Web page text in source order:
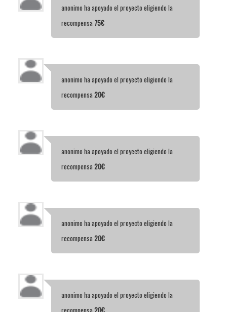
anonimo ha apoyado el proyecto eligiendo la
recompensa 75€
anonimo ha apoyado el proyecto eligiendo la
recompensa 20€
anonimo ha apoyado el proyecto eligiendo la
recompensa 20€
anonimo ha apoyado el proyecto eligiendo la
recompensa 20€
anonimo ha apoyado el proyecto eligiendo la
recompensa 20€